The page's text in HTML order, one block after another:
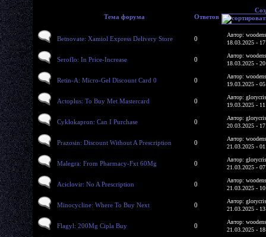
Тема форума Ответов
Betnovate: Xamiol Express Delivery Store 0
Автор:
18.03.2025 -
Seroflo: In Price-Increase 0
Автор:
18.03.2025 -
Retin-A: Micro-Gel Discount Card 0 0
Автор:
19.03.2025 -
Actoplus: To Buy Met Mastercard 0
Автор:
19.03.2025 -
Cyklokapron: Can I Purchase 0
Автор:
20.03.2025 -
Prazosin: Discount Without A Prescription 0
Автор:
21.03.2025 -
Malegra: From Pharmacy-Fxt 60Mg 0
Автор:
21.03.2025 -
Aciclovir: No A Prescription 0
Автор:
21.03.2025 -
Minocycline: Where To Buy Next 0
Автор:
21.03.2025 -
Flagyl: 200Mg Cipla Buy 0
Автор:
21.03.2025 -